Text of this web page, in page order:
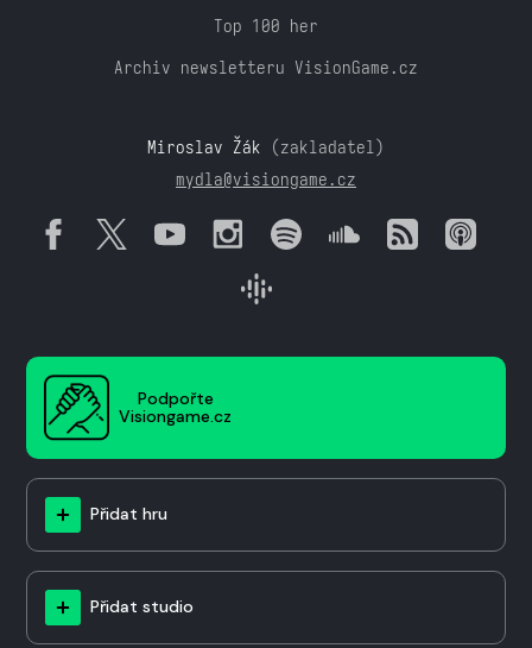
Top 100 her
Archiv newsletteru VisionGame.cz
Miroslav Žák (zakladatel)
mydla@visiongame.cz
Podpořte
Visiongame.cz
Přidat hru
Přidat studio